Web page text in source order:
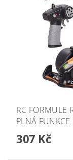
RC FORMULE
PLNÁ
307 Kč